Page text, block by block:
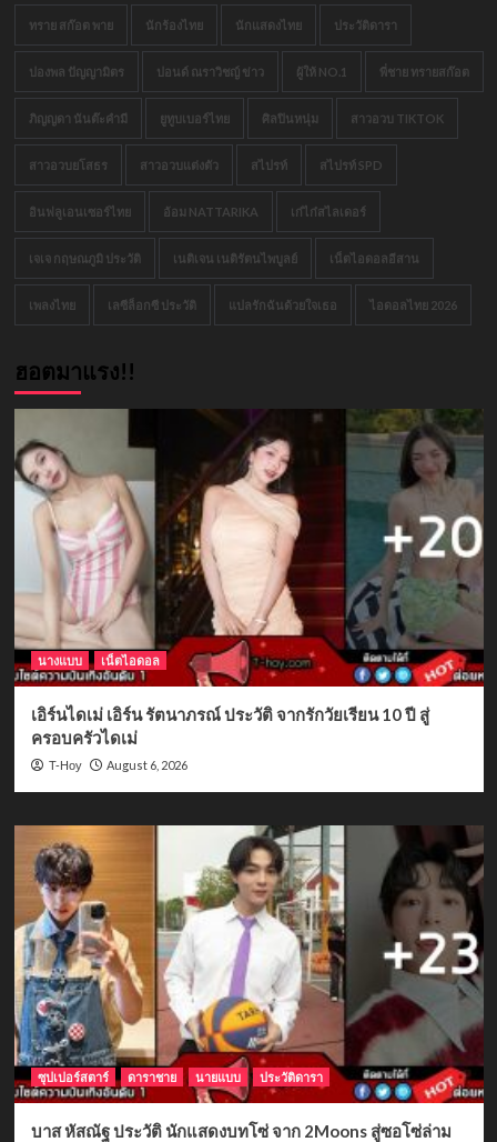
ทราย สก๊อต พาย นักร้องไทย นักแสดงไทย ประวัติดารา
ปองพล ปัญญามิตร ปอนด์ ณราวิชญ์ ข่าว ผู้ให้ NO.1 พี่ชาย ทรายสก๊อต
ภิญญดา นันต๊ะคำมี ยูทูบเบอร์ไทย ศิลปินหนุ่ม สาวอวบ TIKTOK
สาวอวบยโสธร สาวอวบแต่งตัว สไปรท์ สไปรท์ SPD
อินฟลูเอนเซอร์ไทย อ้อม NATTARIKA เก๋ไก๋สไลเดอร์
เจเจ กฤษณภูมิ ประวัติ เนติเจน เนติรัตนไพบูลย์ เน็ตไอดอลอีสาน
เพลงไทย เลซีล็อกซี ประวัติ แปลรักฉันด้วยใจเธอ ไอดอลไทย 2026
ฮอตมาแรง!!
นางแบบ เน็ตไอดอล
เอิร์นไดเม่ เอิร์น รัตนาภรณ์ ประวัติ จากรักวัยเรียน 10 ปี สู่
ครอบครัวไดเม่
T-Hoy August 6, 2026
ซุปเปอร์สตาร์ ดาราชาย นายแบบ ประวัติดารา
บาส หัสณัฐ ประวัติ นักแสดงบทโซ่ จาก 2Moons สู่ซอโซ่ล่าม